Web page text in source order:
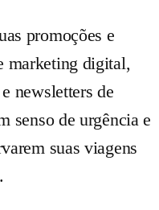
promoções e
marketing digital,
newsletters de
senso de urgência e
suas viagens